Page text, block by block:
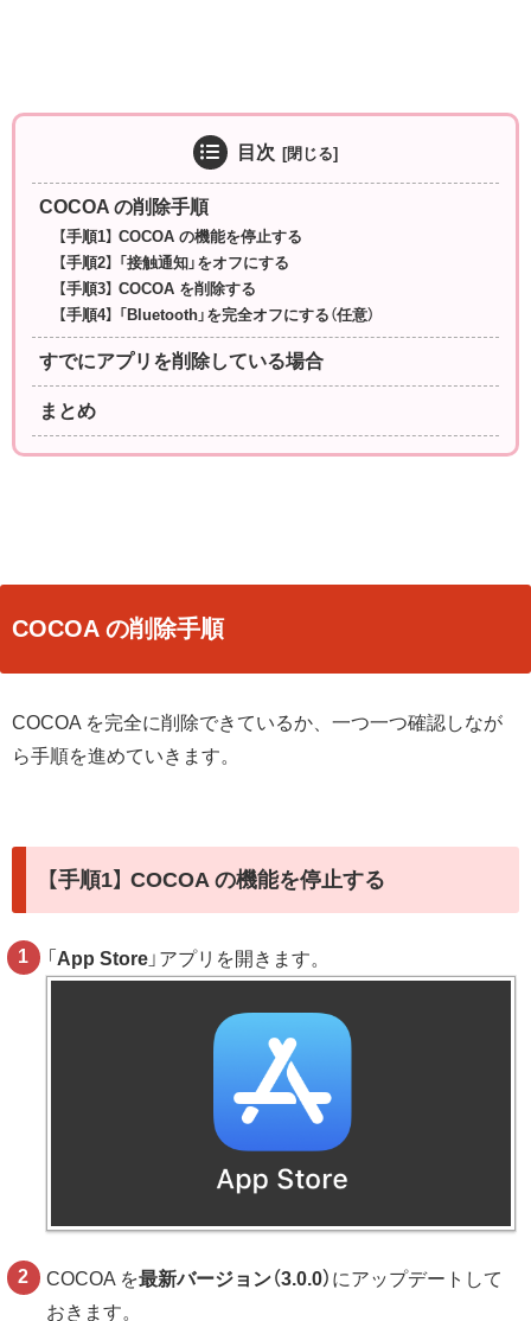
目次
COCOA の削除手順
【手順1】 COCOA の機能を停止する
【手順2】 「接触通知」をオフにする
【手順3】 COCOA を削除する
【手順4】 「Bluetooth」を完全オフにする（任意）
すでにアプリを削除している場合
まとめ
COCOA の削除手順
COCOA を完全に削除できているか、一つ一つ確認しなが
ら手順を進めていきます。
【手順1】 COCOA の機能を停止する
「 App Store 」アプリを開きます。
COCOA を最新バージョン（3.0.0） にアップデートして
おきます。